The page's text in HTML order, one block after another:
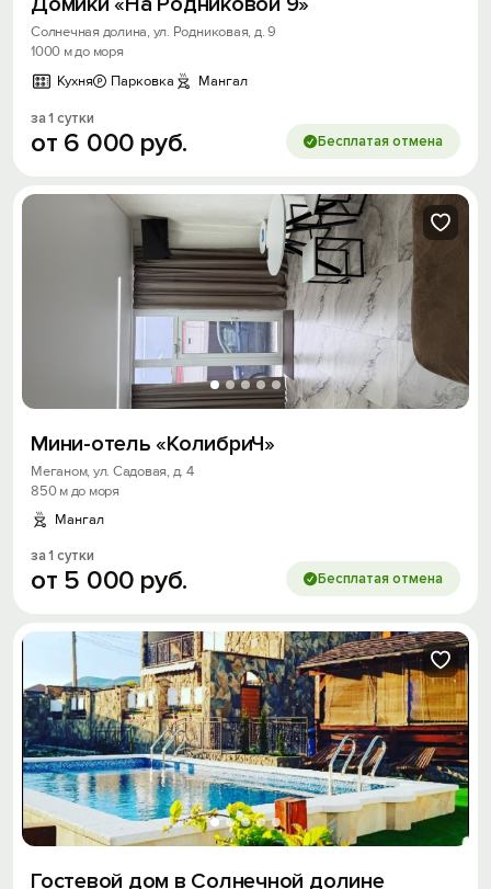
Солнечная долина, ул. Родниковая, д. 9
1000 м до моря
Кухня
Парковка Мангал
за 1 сутки
от 6 000 руб. Бесплатая отмена
Мини-отель «КолибриЧ»
Меганом, ул. Садовая, д. 4
850 м до моря
Мангал
за 1 сутки
от 5 000 руб. Бесплатая отмена
Гостевой дом в Солнечной долине